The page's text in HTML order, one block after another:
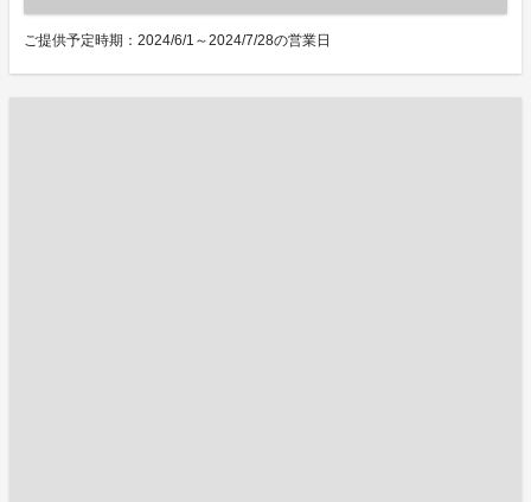
ご提供予定時期：2024/6/1～2024/7/28の営業日